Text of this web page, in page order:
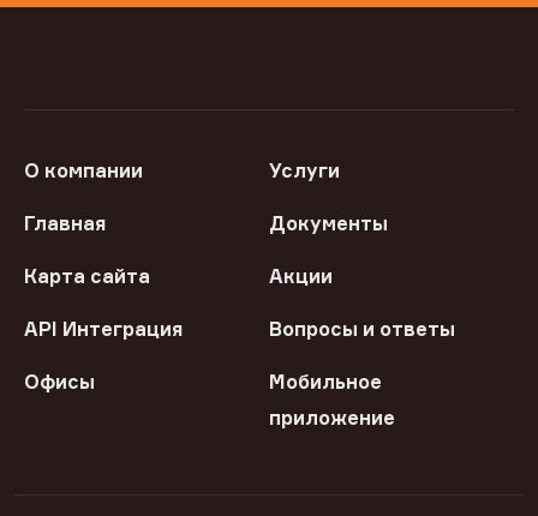
О компании Услуги
Главная Документы
Карта сайта Акции
API Интеграция Вопросы и ответы
Офисы
Мобильное
приложение